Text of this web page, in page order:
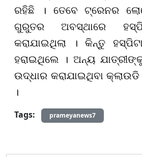
ରହିଛି । ତେବେ ଟ୍ରେନର
ଗୁରୁତର ଅବସ୍ଥାରେ
କରାଯାଇଥିଲା । କିନ୍ତୁ
ହରାଇଥିଲେ । ଅନ୍ୟ
ଉଦ୍ଧାର କରାଯାଇଥିବା
।
Tags:
prameyanews7